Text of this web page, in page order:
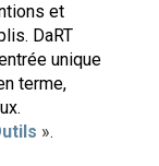
et
DaRT
unique
terme,
».